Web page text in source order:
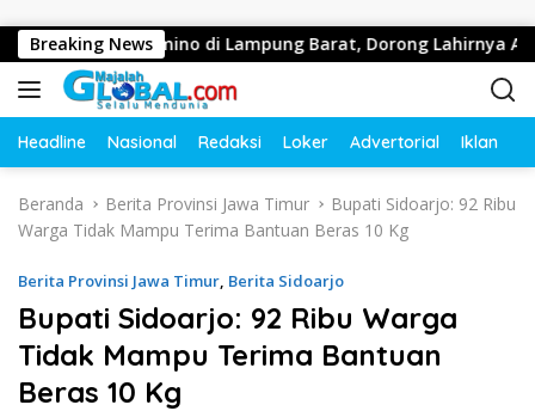
Breaking News
Olahraga Domino di Lampung Barat, Dorong Lahirnya Atlet
Headline Nasional Redaksi Loker Advertorial Iklan
Beranda Berita Provinsi Jawa Timur
Bupati Sidoarjo: 92 Ribu
Warga Tidak Mampu Terima Bantuan Beras 10 Kg
Berita Provinsi Jawa Timur, Berita Sidoarjo
Bupati Sidoarjo: 92 Ribu Warga
Tidak Mampu Terima Bantuan
Beras 10 Kg